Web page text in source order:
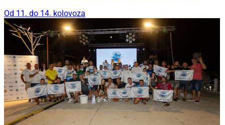
Od 11. do 14. kolovoza